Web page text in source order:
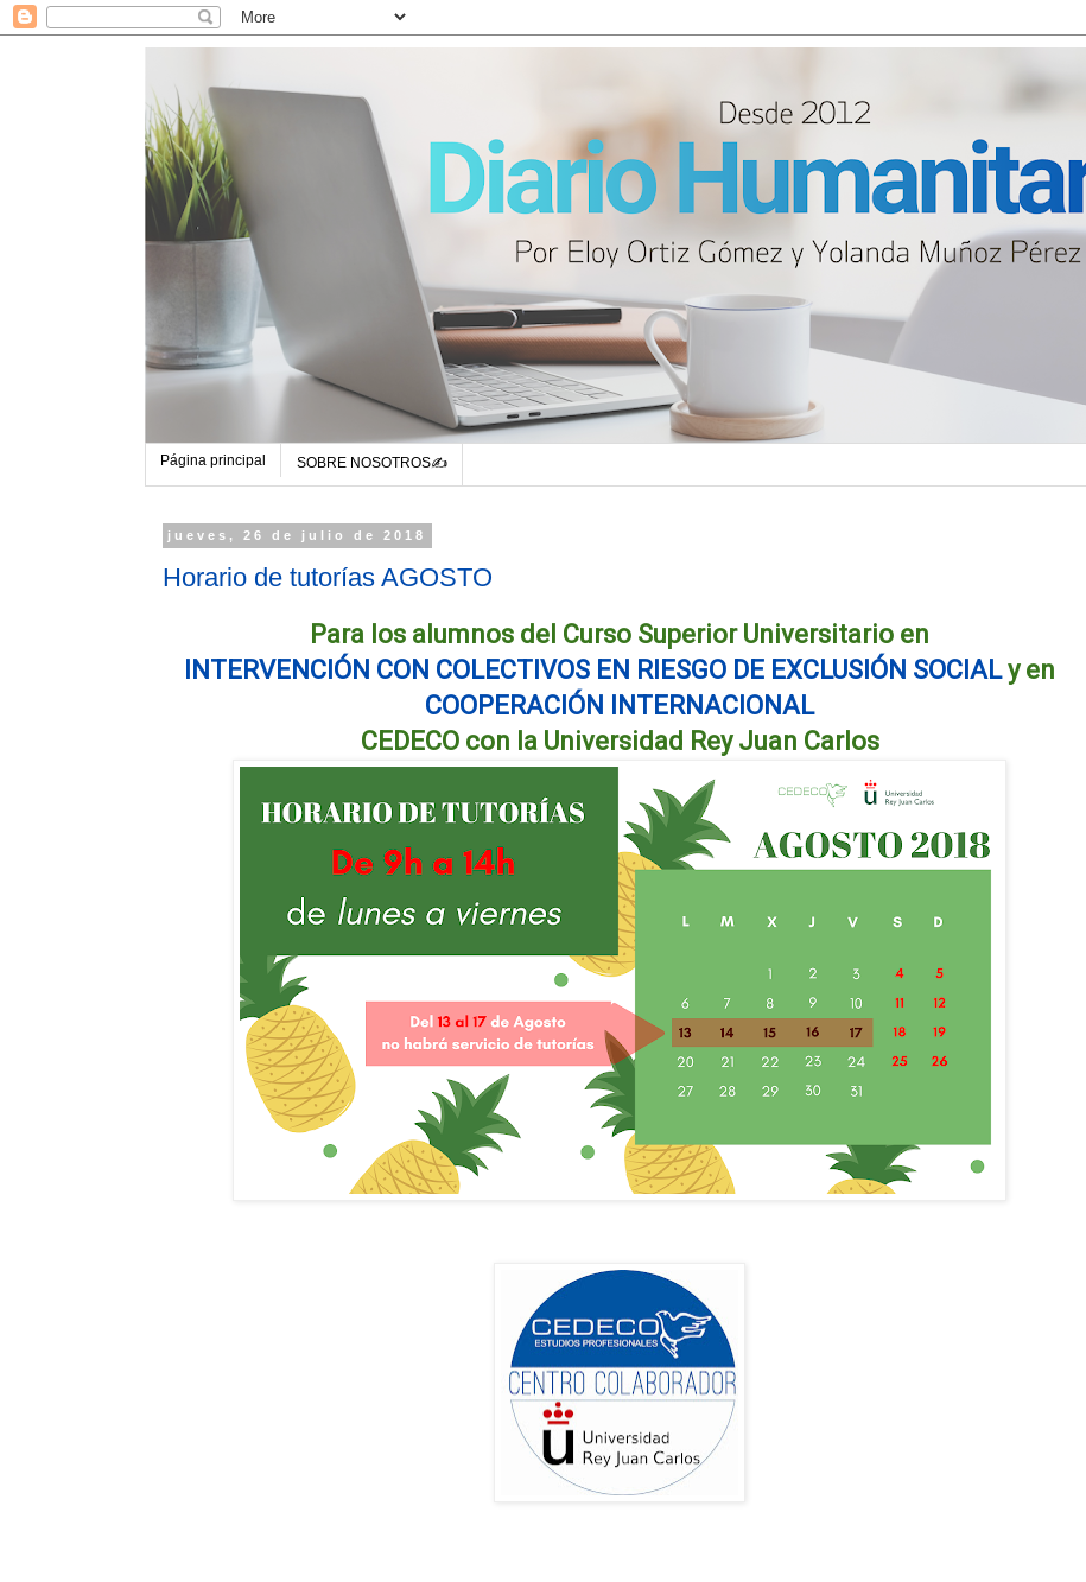
Página principal SOBRE NOSOTROS✍
jueves, 26 de julio de 2018
Horario de tutorías AGOSTO
Para los alumnos del Curso Superior Universitario en
INTERVENCIÓN CON COLECTIVOS EN RIESGO DE EXCLUSIÓN SOCIALy en
COOPERACIÓN INTERNACIONAL
CEDECO con la Universidad Rey Juan Carlos